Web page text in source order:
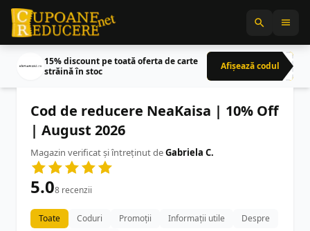
15% discount pe toată oferta de carte
străină în stoc
Afișează codulCRN
Cod de reducere NeaKaisa | 10% Off
| August 2026
Magazin verificat și întreținut deGabriela C.
5.08 recenzii
Toate Coduri Promoții Informații utile
Despre